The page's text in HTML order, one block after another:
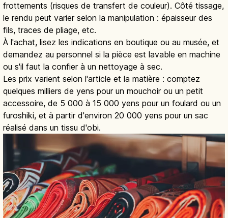
frottements (risques de transfert de couleur). Côté tissage,
le rendu peut varier selon la manipulation : épaisseur des
fils, traces de pliage, etc.
À l'achat, lisez les indications en boutique ou au musée, et
demandez au personnel si la pièce est lavable en machine
ou s'il faut la confier à un nettoyage à sec.
Les prix varient selon l'article et la matière : comptez
quelques milliers de yens pour un mouchoir ou un petit
accessoire, de 5 000 à 15 000 yens pour un foulard ou un
furoshiki, et à partir d'environ 20 000 yens pour un sac
réalisé dans un tissu d'obi.